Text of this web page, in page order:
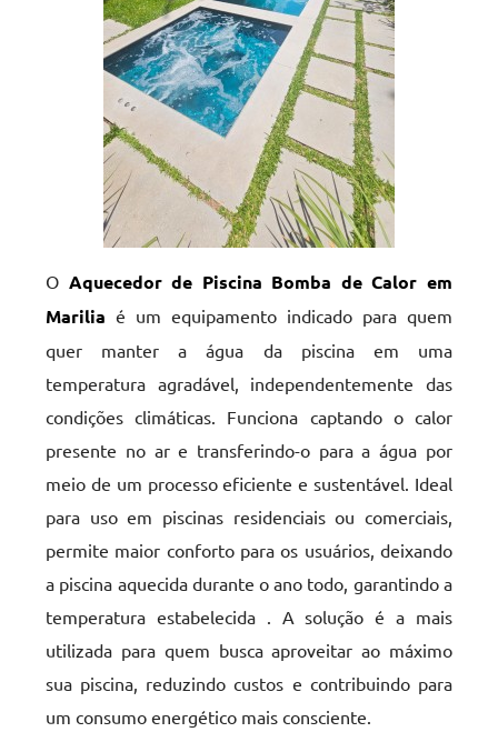
O Aquecedor de Piscina Bomba de Calor em
Marilia é um equipamento indicado para quem
quer manter a água da piscina em uma
temperatura agradável, independentemente das
condições climáticas. Funciona captando o calor
presente no ar e transferindo-o para a água por
meio de um processo eficiente e sustentável. Ideal
para uso em piscinas residenciais ou comerciais,
permite maior conforto para os usuários, deixando
a piscina aquecida durante o ano todo, garantindo a
temperatura estabelecida . A solução é a mais
utilizada para quem busca aproveitar ao máximo
sua piscina, reduzindo custos e contribuindo para
um consumo energético mais consciente.